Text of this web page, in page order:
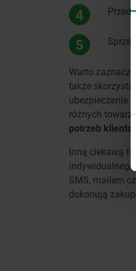
4
5
Warto
także
ubezpieczenie
różnych
potrzeb klienta
Inną ciekawą
SMS, mailem
dokonują